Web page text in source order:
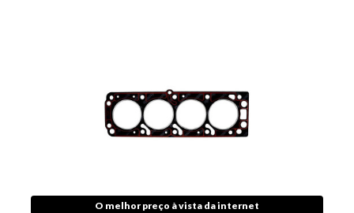
O melhor preço à vista da internet